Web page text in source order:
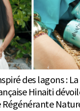
des lagons : La
Hinaiti
Régénérante